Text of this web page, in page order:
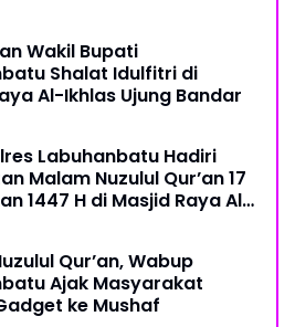
Wakil Bupati
Shalat Idulfitri di
Al-Ikhlas Ujung Bandar
Labuhanbatu Hadiri
Malam Nuzulul Qur’an 17
1447 H di Masjid Raya Al-
Qur’an, Wabup
Ajak Masyarakat
ke Mushaf